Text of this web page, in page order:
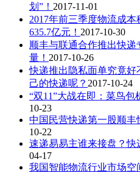
划”！ 2017-11-01
2017年前三季度物流成
635.7亿元！ 2017-10-30
顺丰与联通合作推出快
量！ 2017-10-26
快递推出隐私面单究竟好
己的快递呢？ 2017-10-24
“双11”大战在即：菜鸟包
10-23
中国民营快递第一股顺丰
10-22
速递易易主谁来接盘？快
04-17
我国智能物流行业市场